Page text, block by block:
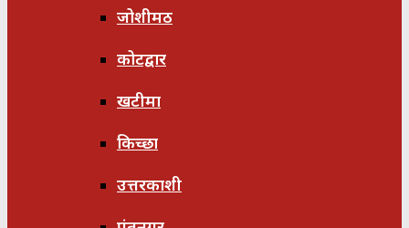
जोशीमठ
कोटद्वार
खटीमा
किच्छा
उत्तरकाशी